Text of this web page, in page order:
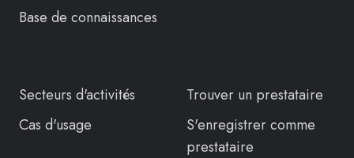
Base de connaissances
Secteurs d'activités
Cas d'usage
Trouver un prestataire
S'enregistrer comme
prestataire